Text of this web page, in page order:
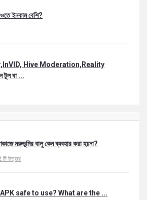
ইনকাম বেশি?
Hive Moderation,Reality
বা ...
মরুভূমির বালু কেন ব্যবহার করা হয়না?
টি উত্তর
safe to use? What are the ...